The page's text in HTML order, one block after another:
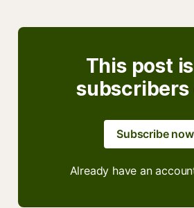
This post
subscribers
Subscribe now
Already have an